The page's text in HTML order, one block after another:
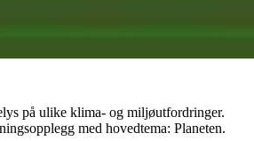
på ulike klima- og miljøutfordringer.
med hovedtema: Planeten.